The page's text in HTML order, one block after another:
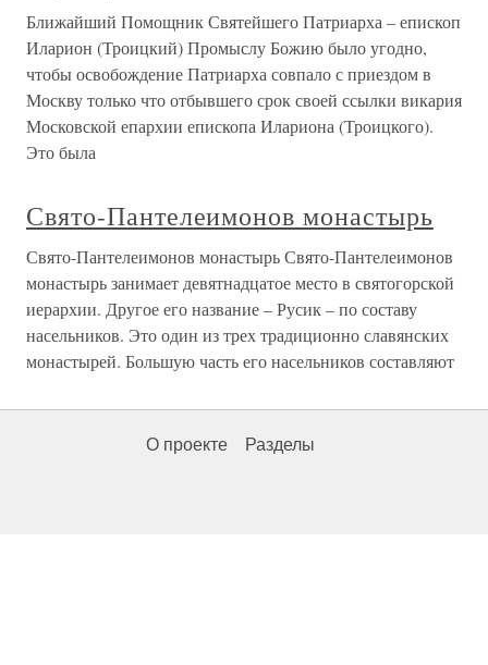
Ближайший Помощник Святейшего Патриарха – епископ
Иларион (Троицкий) Промыслу Божию было угодно,
чтобы освобождение Патриарха совпало с приездом в
Москву только что отбывшего срок своей ссылки викария
Московской епархии епископа Илариона (Троицкого).
Это была
Свято-Пантелеимонов монастырь
Свято-Пантелеимонов монастырь Свято-Пантелеимонов
монастырь занимает девятнадцатое место в святогорской
иерархии. Другое его название – Русик – по составу
насельников. Это один из трех традиционно славянских
монастырей. Большую часть его насельников составляют
О проекте Разделы